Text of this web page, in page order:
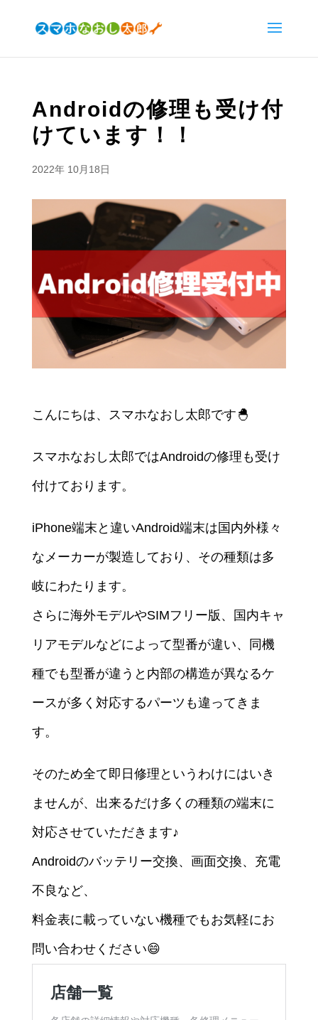
Androidの修理も受け付
けています！！
2022年 10月18日
こんにちは、スマホなおし太郎です🐣
スマホなおし太郎ではAndroidの修理も受け
付けております。
iPhone端末と違いAndroid端末は国内外様々
なメーカーが製造しており、その種類は多
岐にわたります。
さらに海外モデルやSIMフリー版、国内キャ
リアモデルなどによって型番が違い、同機
種でも型番が違うと内部の構造が異なるケ
ースが多く対応するパーツも違ってきま
す。
そのため全て即日修理というわけにはいき
ませんが、出来るだけ多くの種類の端末に
対応させていただきます♪
Androidのバッテリー交換、画面交換、充電
不良など、
料金表に載っていない機種でもお気軽にお
問い合わせください😄